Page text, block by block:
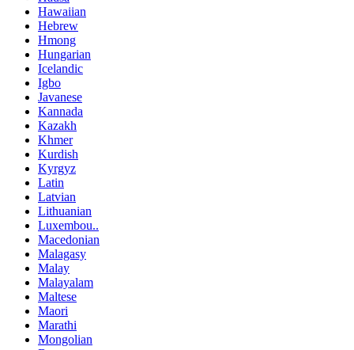
Hawaiian
Hebrew
Hmong
Hungarian
Icelandic
Igbo
Javanese
Kannada
Kazakh
Khmer
Kurdish
Kyrgyz
Latin
Latvian
Lithuanian
Luxembou..
Macedonian
Malagasy
Malay
Malayalam
Maltese
Maori
Marathi
Mongolian